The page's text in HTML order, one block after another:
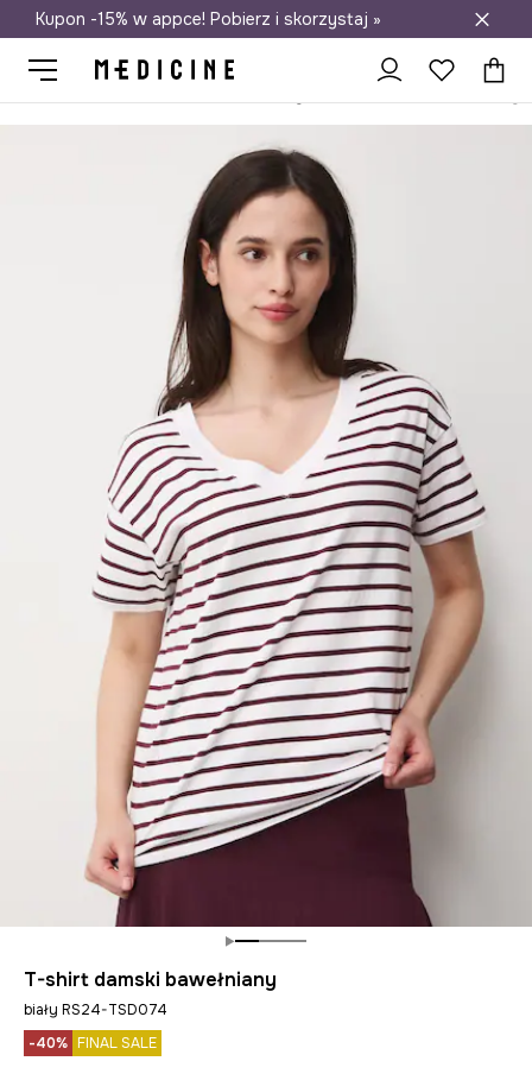
Darmowa dostawa do salonów
Kupon -15% w appce! Pobierz i skorzystaj »
T-shirt damski bawełniany
biały RS24-TSD074
-40% FINAL SALE